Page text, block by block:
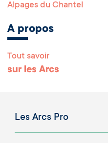
Alpages du Chantel
A propos
Tout savoir
sur les Arcs
Les Arcs Pro